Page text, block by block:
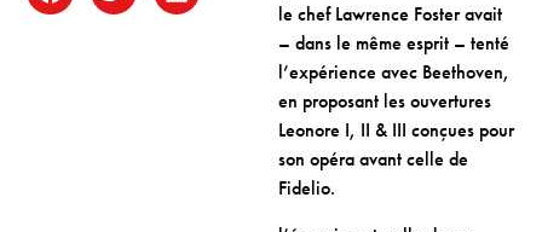
le chef Lawrence Foster avait
– dans le même esprit – tenté
l’expérience avec Beethoven,
en proposant les ouvertures
Leonore I, II & III conçues pour
son opéra avant celle de
Fidelio.